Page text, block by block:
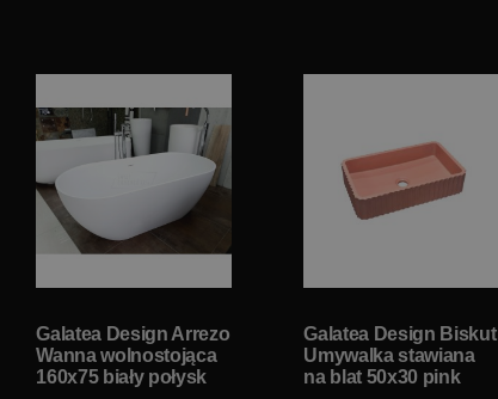
Galatea Design Arrezo
Wanna wolnostojąca
160x75 biały połysk
Galatea Design Biskut
Umywalka stawiana
na blat 50x30 pink